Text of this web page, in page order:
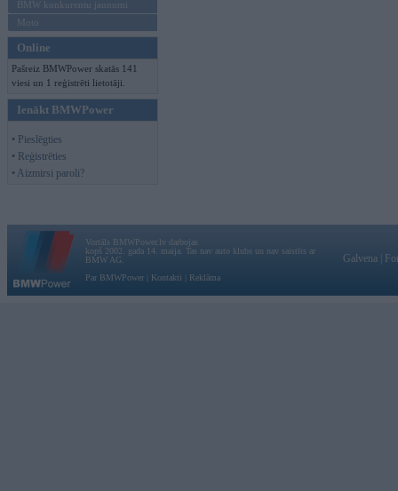
BMW konkurentu jaunumi
Moto
Online
Pašreiz BMWPower skatās 141
viesi un 1 reģistrēti lietotāji.
Ienākt BMWPower
• Pieslēgties
• Reģistrēties
• Aizmirsi paroli?
Vortāls BMWPower.lv darbojas
kopš 2002. gada 14. maija. Tas nav auto klubs un nav saistīts ar
BMW AG.
Par BMWPower
Kontakti Reklāma
Galvena